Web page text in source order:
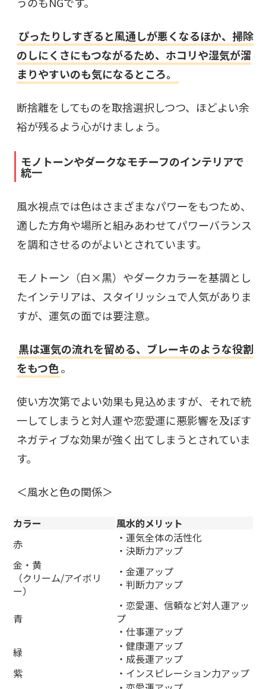
ぴったりしすぎると風通しが悪くなるほか、掃除
のしにくさにもつながるため、ホコリや湿気が溜
まりやすいのも気になるところ。
断捨離をしてものを取捨選択しつつ、ほどよい余
裕が残るよう心がけましょう。
モノトーンやダークなモチーフのインテリアで
統一
風水視点では色はさまざまなパワーをもつため、
適した方角や場所と組みあわせてパワーバランス
を調和させるのがよいとされています。
モノトーン（白×黒）やダークカラーを基調とし
たインテリアは、スタイリッシュで人気がありま
すが、運気の面では要注意。
黒は運気の流れを留める、ブレーキのような役割
をもつ色。
使い方次第でよい効果も見込めますが、それで統
一してしまうと対人運や恋愛運に悪影響を及ぼす
ネガティブな効果が強く出てしまうとされていま
す。
＜風水と色の関係＞
カラー
風水的メリット
赤
・運気全体の活性化
・決断力アップ
金・黄
（クリーム/アイボリ
ー）
・金運アップ
・判断力アップ
青
・恋愛運、信頼など対人運アッ
プ
・仕事運アップ
緑
・健康運アップ
・成長運アップ
紫
・インスピレーション力アップ